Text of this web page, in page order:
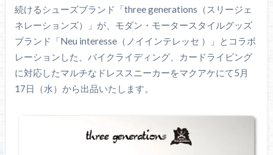
続けるシューズブランド「three generations（スリージェ
ネレーションズ）」が、モダン・モータースタイルグッズ
ブランド「Neu interesse（ノイインテレッセ ）」とコラボ
レーションした、バイクライディング、カードライビング
に対応したマルチなドレススニーカーをマクアケにて5月
17日（水）から出品いたします。